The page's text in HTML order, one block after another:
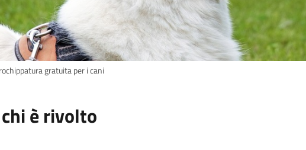
gratuita per i cani
è rivolto